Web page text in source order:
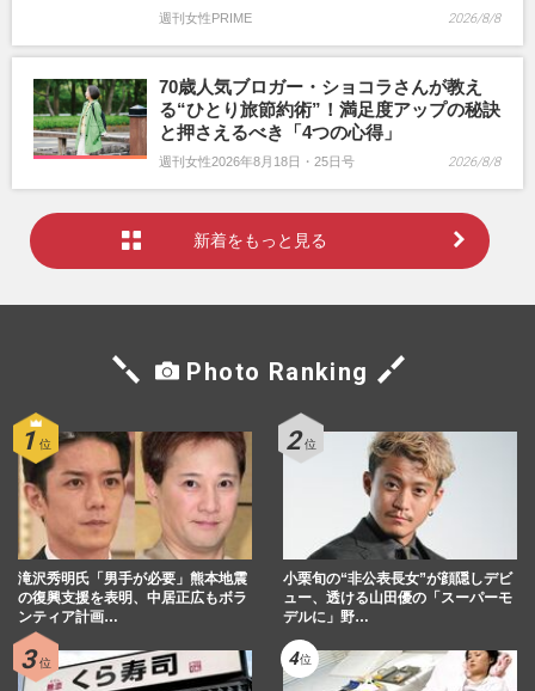
週刊女性PRIME 2026/8/8
70歳人気ブロガー・ショコラさんが教え
る“ひとり旅節約術”！満足度アップの秘訣
と押さえるべき「4つの心得」
週刊女性2026年8月18日・25日号 2026/8/8
新着をもっと見る
Photo Ranking
滝沢秀明氏「男手が必要」熊本地震
の復興支援を表明、中居正広もボラ
ンティア計画…
小栗旬の“非公表長女”が顔隠しデビ
ュー、透ける山田優の「スーパーモ
デルに」野…